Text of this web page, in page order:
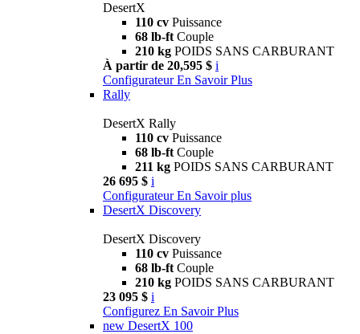
DesertX
110 cv Puissance
68 lb-ft Couple
210 kg POIDS SANS CARBURANT
À partir de 20,595 $ i
Configurateur En Savoir Plus
Rally
DesertX Rally
110 cv Puissance
68 lb-ft Couple
211 kg POIDS SANS CARBURANT
26 695 $ i
Configurateur En Savoir plus
DesertX Discovery
DesertX Discovery
110 cv Puissance
68 lb-ft Couple
210 kg POIDS SANS CARBURANT
23 095 $ i
Configurez En Savoir Plus
new DesertX 100